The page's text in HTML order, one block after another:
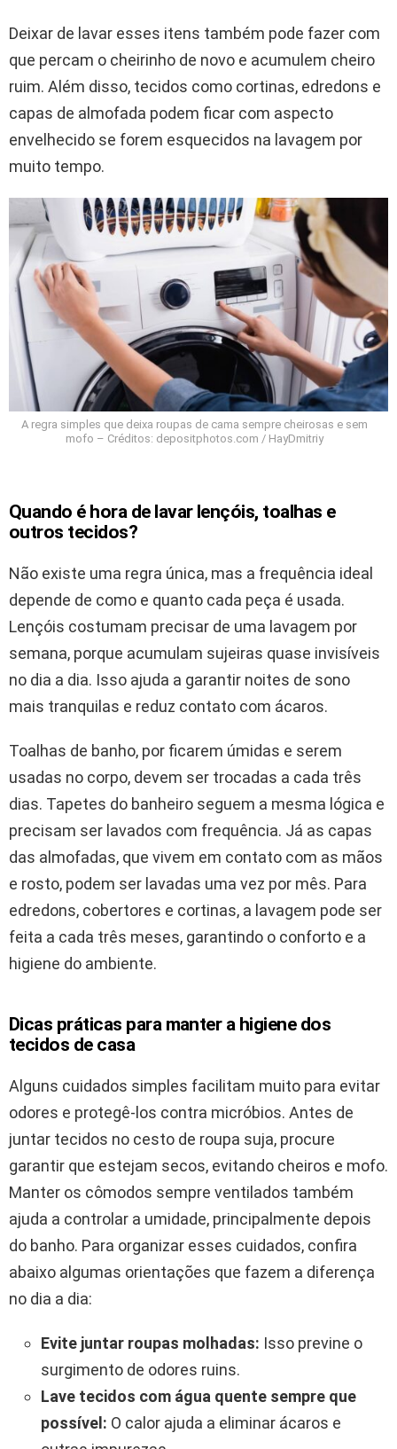
Deixar de lavar esses itens também pode fazer com
que percam o cheirinho de novo e acumulem cheiro
ruim. Além disso, tecidos como cortinas, edredons e
capas de almofada podem ficar com aspecto
envelhecido se forem esquecidos na lavagem por
muito tempo.
A regra simples que deixa roupas de cama sempre cheirosas e sem
mofo – Créditos: depositphotos.com / HayDmitriy
Quando é hora de lavar lençóis, toalhas e
outros tecidos?
Não existe uma regra única, mas a frequência ideal
depende de como e quanto cada peça é usada.
Lençóis costumam precisar de uma lavagem por
semana, porque acumulam sujeiras quase invisíveis
no dia a dia. Isso ajuda a garantir noites de sono
mais tranquilas e reduz contato com ácaros.
Toalhas de banho, por ficarem úmidas e serem
usadas no corpo, devem ser trocadas a cada três
dias. Tapetes do banheiro seguem a mesma lógica e
precisam ser lavados com frequência. Já as capas
das almofadas, que vivem em contato com as mãos
e rosto, podem ser lavadas uma vez por mês. Para
edredons, cobertores e cortinas, a lavagem pode ser
feita a cada três meses, garantindo o conforto e a
higiene do ambiente.
Dicas práticas para manter a higiene dos
tecidos de casa
Alguns cuidados simples facilitam muito para evitar
odores e protegê-los contra micróbios. Antes de
juntar tecidos no cesto de roupa suja, procure
garantir que estejam secos, evitando cheiros e mofo.
Manter os cômodos sempre ventilados também
ajuda a controlar a umidade, principalmente depois
do banho. Para organizar esses cuidados, confira
abaixo algumas orientações que fazem a diferença
no dia a dia:
Evite juntar roupas molhadas: Isso previne o
surgimento de odores ruins.
Lave tecidos com água quente sempre que
possível: O calor ajuda a eliminar ácaros e